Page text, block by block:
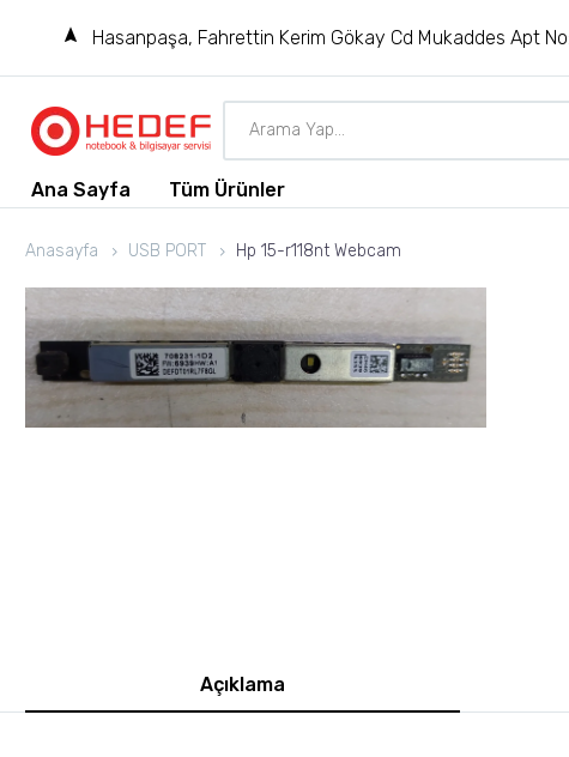
Hasanpaşa, Fahrettin Kerim Gökay Cd Mukaddes Apt
Ana Sayfa Tüm Ürünler
Anasayfa USB PORT Hp 15-r118nt Webcam
Açıklama